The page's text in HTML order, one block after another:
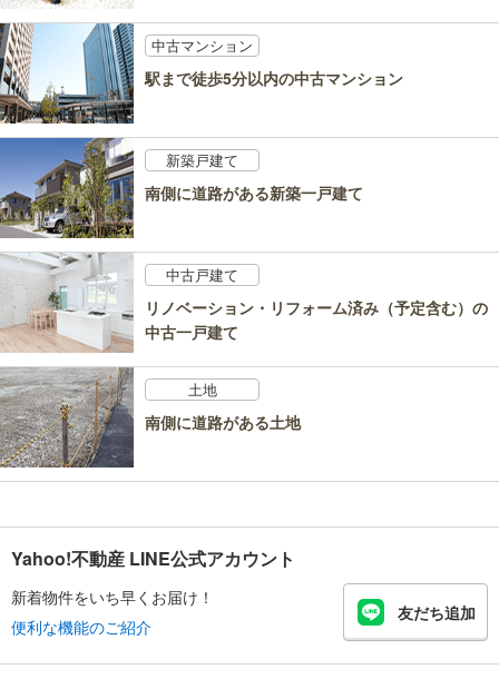
中古マンション
駅まで徒歩5分以内の中古マンション
新築戸建て
南側に道路がある新築一戸建て
中古戸建て
リノベーション・リフォーム済み（予定含む）の
中古一戸建て
土地
南側に道路がある土地
Yahoo!不動産 LINE公式アカウント
新着物件をいち早くお届け！
便利な機能のご紹介
友だち追加